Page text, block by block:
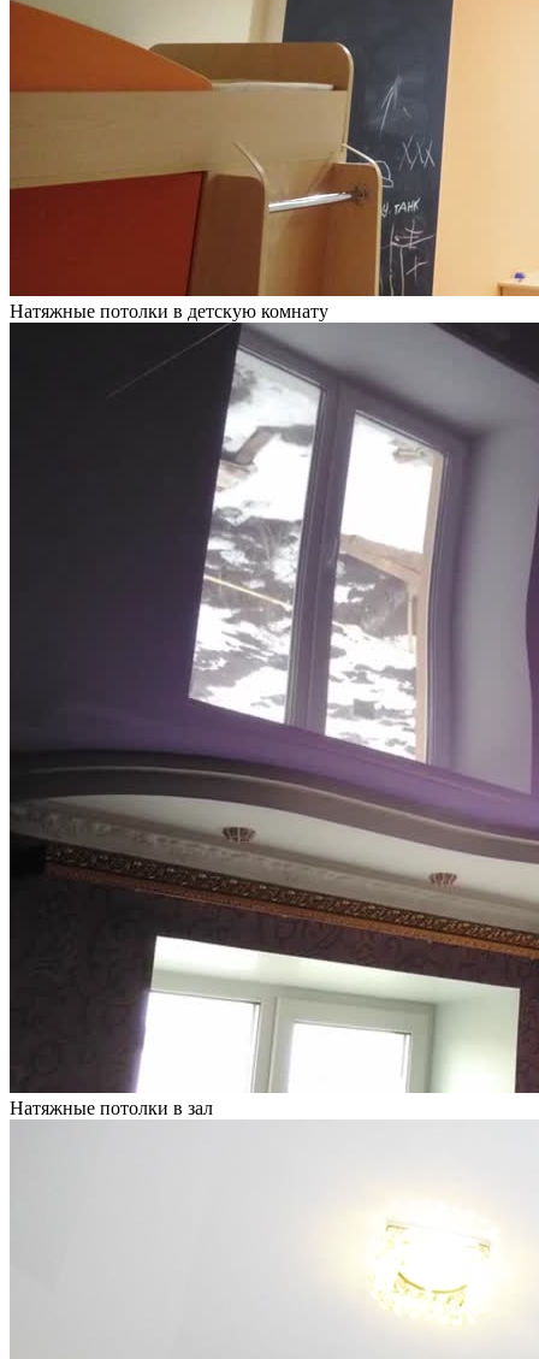
Натяжные потолки в детскую комнату
Натяжные потолки в зал